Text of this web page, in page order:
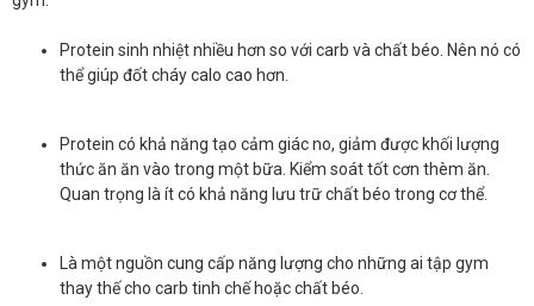
Protein sinh nhiệt nhiều hơn so với carb và chất béo. Nên nó có
thể giúp đốt cháy calo cao hơn.
Protein có khả năng tạo cảm giác no, giảm được khối lượng
thức ăn ăn vào trong một bữa. Kiểm soát tốt cơn thèm ăn.
Quan trọng là ít có khả năng lưu trữ chất béo trong cơ thể.
Là một nguồn cung cấp năng lượng cho những ai tập gym
thay thế cho carb tinh chế hoặc chất béo.